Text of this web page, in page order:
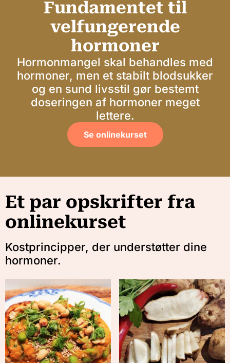
Fundamentet til
velfungerende
hormoner
Hormonmangel skal behandles med
hormoner, men et stabilt blodsukker
og en sund livsstil gør bestemt
doseringen af hormoner meget
lettere.
Se onlinekurset
Et par opskrifter fra
onlinekurset
Kostprincipper, der understøtter dine
hormoner.